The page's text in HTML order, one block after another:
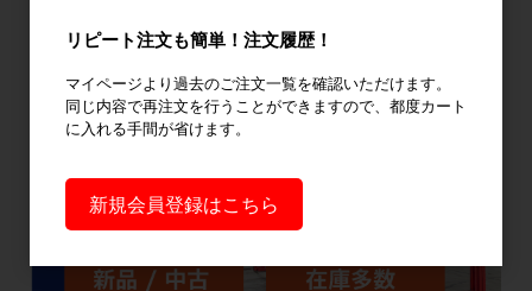
リピート注文も簡単！注文履歴！
マイページより過去のご注文一覧を確認いただけます。
同じ内容で再注文を行うことができますので、都度カート
に入れる手間が省けます。
新規会員登録はこちら